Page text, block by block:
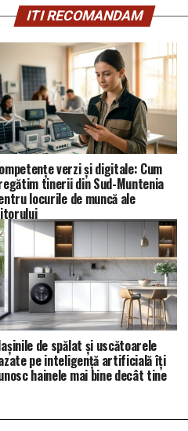
ITI RECOMANDAM
verzi și digitale: Cum
tinerii din Sud-Muntenia
locurile de muncă ale
de spălat și uscătoarele
pe inteligență artificială îți
hainele mai bine decât tine